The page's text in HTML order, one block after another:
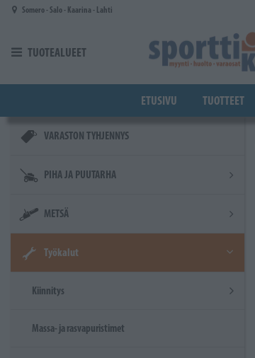
Siirry pääsisältöön
Somero - Salo - Kaarina - Lahti
TUOTEALUEET
ETUSIVU TUOTTEET
VARASTON TYHJENNYS
PIHA JA PUUTARHA
METSÄ
Työkalut
Kiinnitys
Massa- ja rasvapuristimet